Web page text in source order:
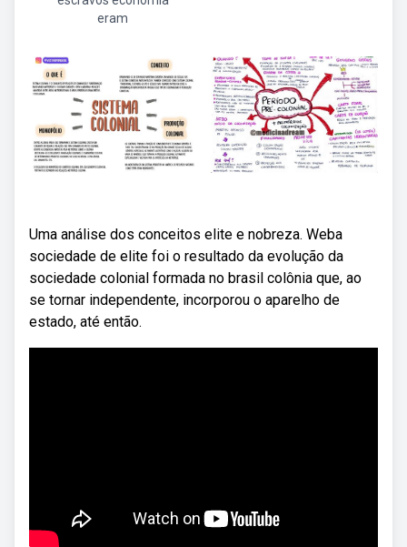
eram
Uma análise dos conceitos elite e nobreza. Weba
sociedade de elite foi o resultado da evolução da
sociedade colonial formada no brasil colônia que, ao
se tornar independente, incorporou o aparelho de
estado, até então.